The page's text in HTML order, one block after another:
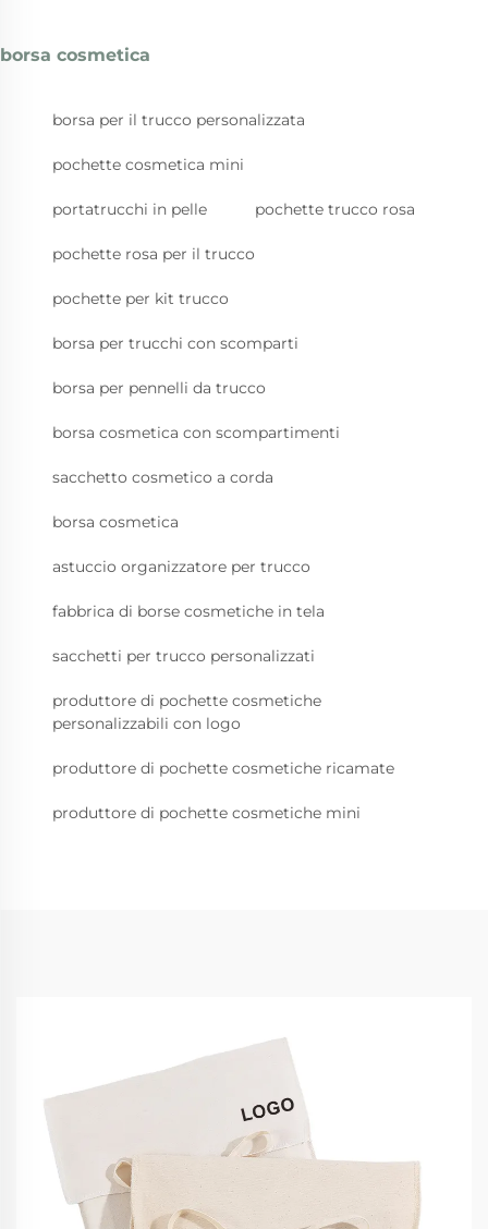
borsa cosmetica
borsa per il trucco personalizzata
pochette cosmetica mini
portatrucchi in pelle pochette trucco rosa
pochette rosa per il trucco
pochette per kit trucco
borsa per trucchi con scomparti
borsa per pennelli da trucco
borsa cosmetica con scompartimenti
sacchetto cosmetico a corda
borsa cosmetica
astuccio organizzatore per trucco
fabbrica di borse cosmetiche in tela
sacchetti per trucco personalizzati
produttore di pochette cosmetiche
personalizzabili con logo
produttore di pochette cosmetiche ricamate
produttore di pochette cosmetiche mini